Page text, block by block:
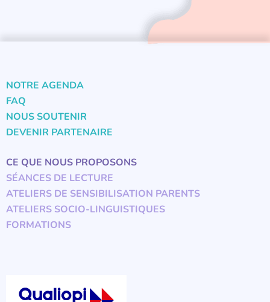
NOTRE AGENDA
FAQ
NOUS SOUTENIR
DEVENIR PARTENAIRE
CE QUE NOUS PROPOSONS
SÉANCES DE LECTURE
ATELIERS DE SENSIBILISATION PARENTS
ATELIERS SOCIO-LINGUISTIQUES
FORMATIONS